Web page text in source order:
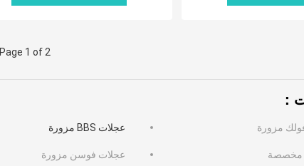
Page 1 of 2
：
عجلات BBS مزورة مزورة
عجلات فوسن مزورة مخصصة